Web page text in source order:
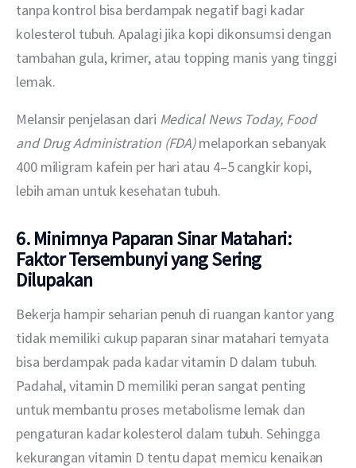
tanpa kontrol bisa berdampak negatif bagi kadar
kolesterol tubuh. Apalagi jika kopi dikonsumsi dengan
tambahan gula, krimer, atau topping manis yang tinggi
lemak.
Melansir penjelasan dari Medical News Today, Food
and Drug Administration (FDA) melaporkan sebanyak
400 miligram kafein per hari atau 4–5 cangkir kopi,
lebih aman untuk kesehatan tubuh.
6. Minimnya Paparan Sinar Matahari:
Faktor Tersembunyi yang Sering
Dilupakan
Bekerja hampir seharian penuh di ruangan kantor yang
tidak memiliki cukup paparan sinar matahari ternyata
bisa berdampak pada kadar vitamin D dalam tubuh.
Padahal, vitamin D memiliki peran sangat penting
untuk membantu proses metabolisme lemak dan
pengaturan kadar kolesterol dalam tubuh. Sehingga
kekurangan vitamin D tentu dapat memicu kenaikan